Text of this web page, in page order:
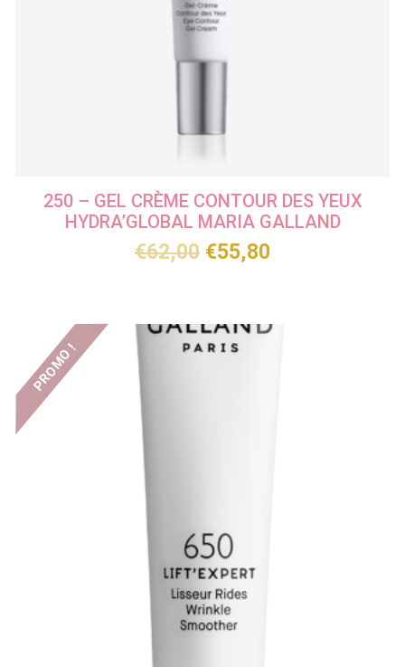
250 – GEL CRÈME CONTOUR DES YEUX
HYDRA’GLOBAL MARIA GALLAND
€62,00 €55,80
PROMO !